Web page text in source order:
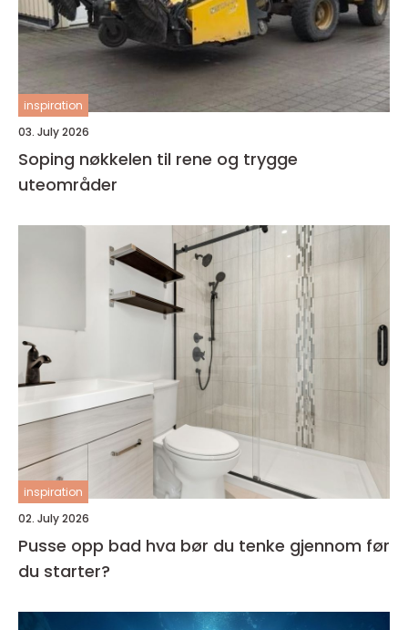
inspiration
03. July 2026
Soping nøkkelen til rene og trygge
uteområder
inspiration
02. July 2026
Pusse opp bad hva bør du tenke gjennom før
du starter?